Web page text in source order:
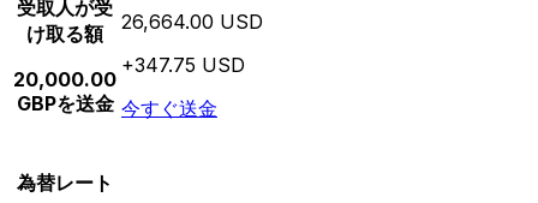
受取人が受
け取る額
20,000.00
GBPを送金
26,664.00 USD
+347.75 USD
今すぐ送金
為替レート